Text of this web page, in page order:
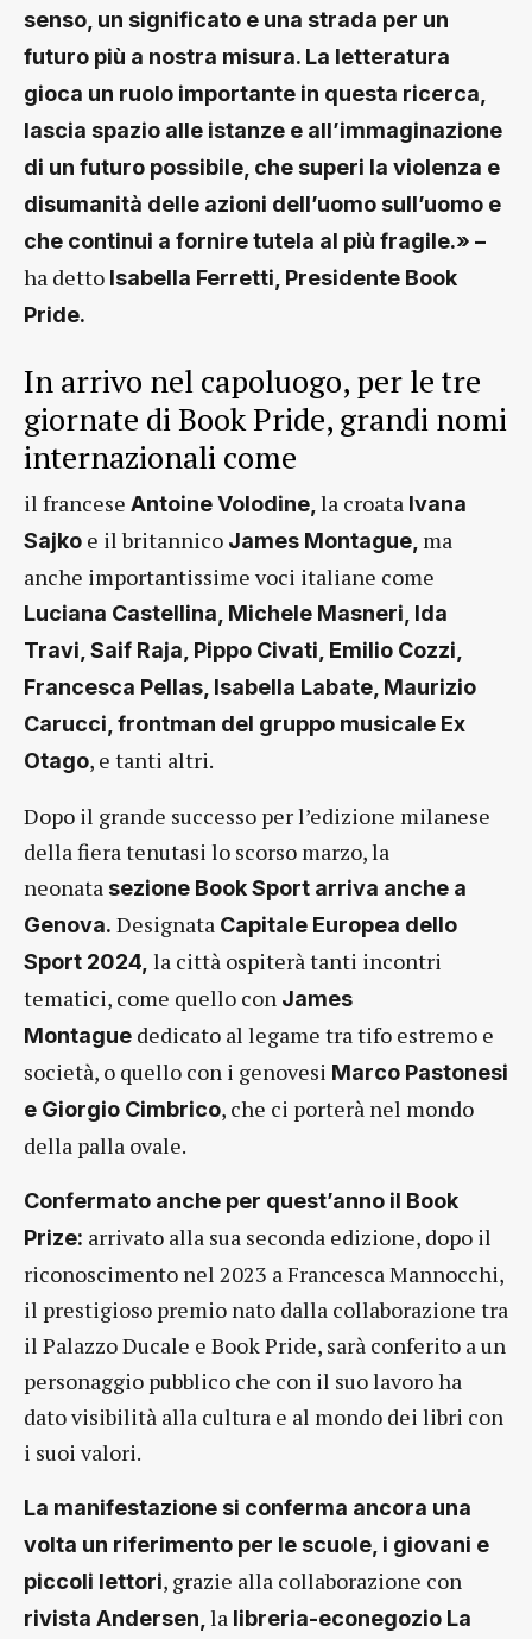
senso, un significato e una strada per un
futuro più a nostra misura. La letteratura
gioca un ruolo importante in questa ricerca,
lascia spazio alle istanze e all’immaginazione
di un futuro possibile, che superi la violenza e
disumanità delle azioni dell’uomo sull’uomo e
che continui a fornire tutela al più fragile.» –
ha detto Isabella Ferretti, Presidente Book
Pride.
In arrivo nel capoluogo, per le tre
giornate di Book Pride, grandi nomi
internazionali come
il francese Antoine Volodine, la croata Ivana
Sajko e il britannico James Montague, ma
anche importantissime voci italiane come
Luciana Castellina, Michele Masneri, Ida
Travi, Saif Raja, Pippo Civati, Emilio Cozzi,
Francesca Pellas, Isabella Labate, Maurizio
Carucci, frontman del gruppo musicale Ex
Otago, e tanti altri.
Dopo il grande successo per l’edizione milanese
della fiera tenutasi lo scorso marzo, la
neonatasezione Book Sport arriva anche a
Genova. Designata Capitale Europea dello
Sport 2024, la città ospiterà tanti incontri
tematici, come quello con James
Montague dedicato al legame tra tifo estremo e
società, o quello con i genovesi Marco Pastonesi
e Giorgio Cimbrico, che ci porterà nel mondo
della palla ovale.
Confermato anche per quest’anno il Book
Prize: arrivato alla sua seconda edizione, dopo il
riconoscimento nel 2023 a Francesca Mannocchi,
il prestigioso premio nato dalla collaborazione tra
il Palazzo Ducale e Book Pride, sarà conferito a un
personaggio pubblico che con il suo lavoro ha
dato visibilità alla cultura e al mondo dei libri con
i suoi valori.
La manifestazione si conferma ancora una
volta un riferimento per le scuole, i giovani e
piccoli lettori, grazie alla collaborazione con
rivista Andersen, la libreria-econegozio La